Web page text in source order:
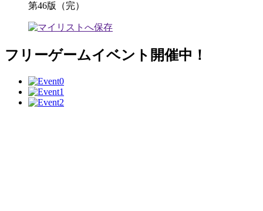
第46版（完）
フリーゲームイベント開催中！